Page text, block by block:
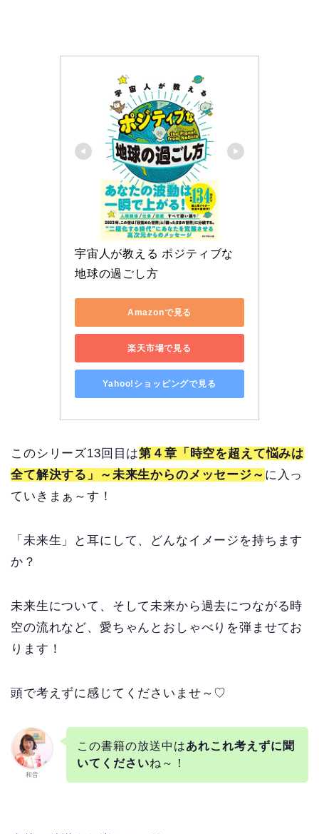
宇宙人が教える ポジティブな
地球の過ごし方
Amazonで見る
楽天市場で見る
Yahoo!ショッピングで見る
このシリーズ13回目は第４章「時空を超えて悩みは
全て解決する」～未来生からのメッセージ～ に入っ
ていきまぁ～す！
「未来生」と耳にして、どんなイメージを持ちます
か？
未来生について、そして未来から過去につながる時
空の流れなど、愛ちゃんとおしゃべりを弾ませてお
ります！
頭で考えずに感じてくださいませ～♡
和音
この書籍の放送中はあれこれ考えずに聞
いてくださいね～！